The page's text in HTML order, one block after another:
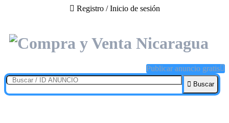
Registro / Inicio de sesión
Publicar anuncio gratis
Buscar